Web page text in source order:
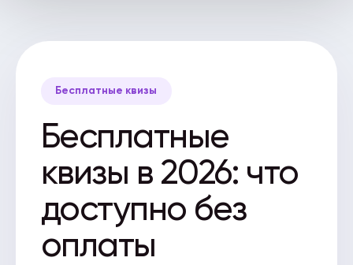
Бесплатные квизы
Бесплатные
квизы в 2026: что
доступно без
оплаты